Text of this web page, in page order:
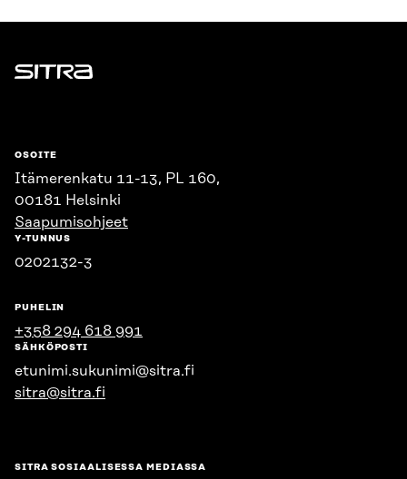
Sitra
OSOITE
Itämerenkatu 11-13, PL 160,
00181 Helsinki
Saapumisohjeet
Y-TUNNUS
0202132-3
PUHELIN
+358 294 618 991
SÄHKÖPOSTI
etunimi.sukunimi@sitra.fi
sitra@sitra.fi
SITRA SOSIAALISESSA MEDIASSA